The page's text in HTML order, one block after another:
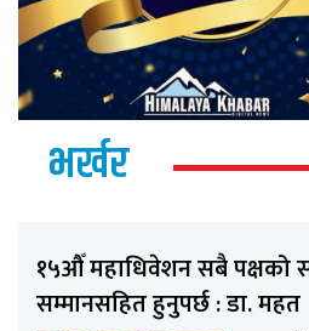
भर्खर
१५औँ महाधिवेशन सबै पक्षको
सम्मानसहित हुनुपर्छ : डा. महत